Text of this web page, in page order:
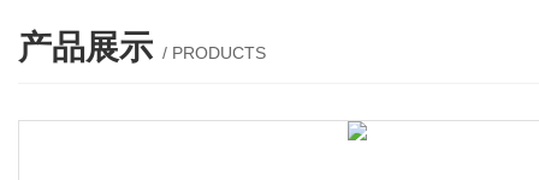
产品展示 / PRODUCTS